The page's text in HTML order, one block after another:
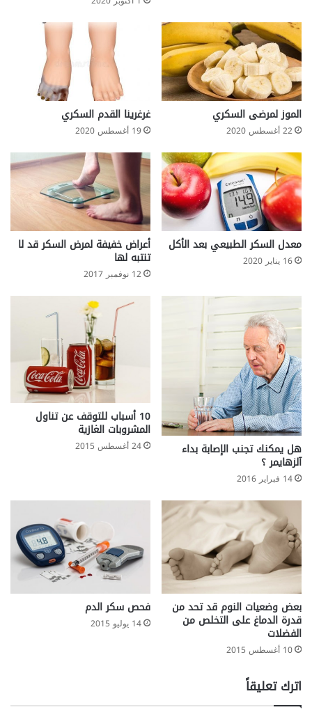
ل
و
ن
الموز لمرضى السكري
22 أغسطس 2020
غرغرينا القدم السكري
19 أغسطس 2020
معدل السكر الطبيعي بعد الأكل
16 يناير 2020
أعراض خفيفة لمرض السكر قد لا
تنتبه لها
12 نوفمبر 2017
هل يمكنك تجنب الإصابة بداء
آلزهايمر ؟
14 فبراير 2016
10 أسباب للتوقف عن تناول
المشروبات الغازية
24 أغسطس 2015
بعض وضعيات النوم قد تحد من
قدرة الدماغ على التخلص من
الفضلات
10 أغسطس 2015
فحص سكر الدم
14 يوليو 2015
اترك تعليقاً